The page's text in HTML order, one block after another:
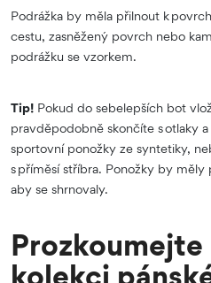
Podrážka by měla přilnout k
cestu, zasněžený povrch nebo
podrážku se vzorkem.
Tip! Pokud do sebelepších bot
pravděpodobně skončíte s otlaky
sportovní ponožky ze syntetiky,
s příměsí stříbra. Ponožky by
aby se shrnovaly.
Prozkoumejte
kolekci